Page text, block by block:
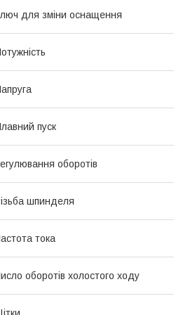
для зміни оснащення
пуск
оборотів
шпинделя
тока
оборотів холостого ходу